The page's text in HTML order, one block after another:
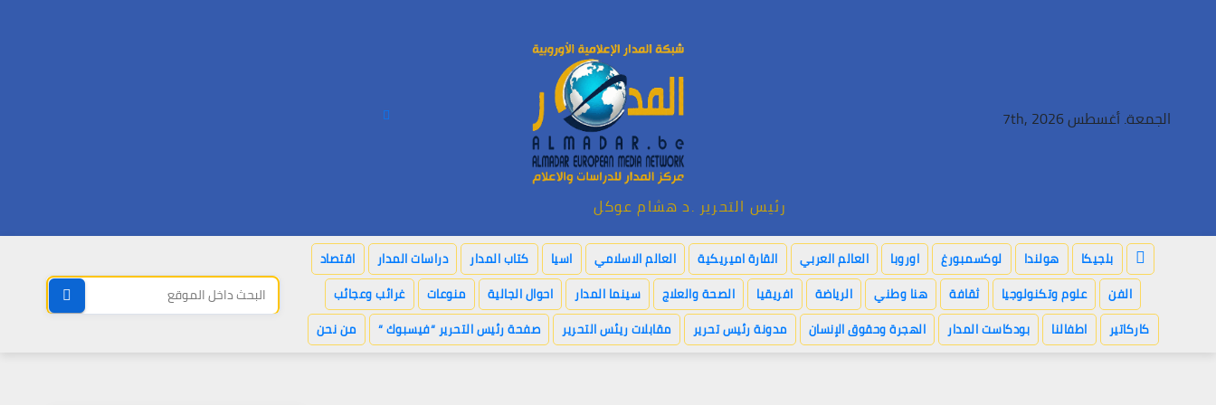
الجمعة. أغسطس 7th, 2026
رئيس التحرير .د هشام عوكل
بلجيكا هولندا لوكسمبورغ اوروبا العالم العربي القارة اميريكية العالم الاسلامي اسيا كتاب المدار دراسات المدار
اقتصاد
الفن
علوم وتكنولوجيا ثقافة هنا وطني الرياضة افريقيا الصحة والعلاج سينما المدار احوال الجالية منوعات
غرائب وعجائب
كاركاتير
اطفالنا بودكاست المدار الهجرة وحقوق الإنسان مدونة رئيس تحرير مقابلات ريئس التحرير صفحة رئيس التحرير “فيسبوك “ من نحن